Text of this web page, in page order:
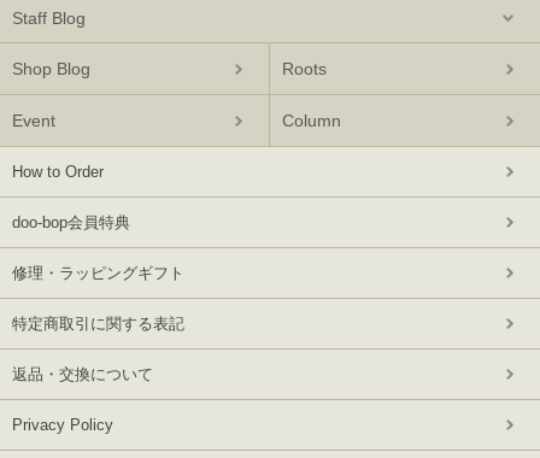
Staff Blog
Shop Blog Roots
Event Column
How to Order
doo-bop会員特典
修理・ラッピングギフト
特定商取引に関する表記
返品・交換について
Privacy Policy